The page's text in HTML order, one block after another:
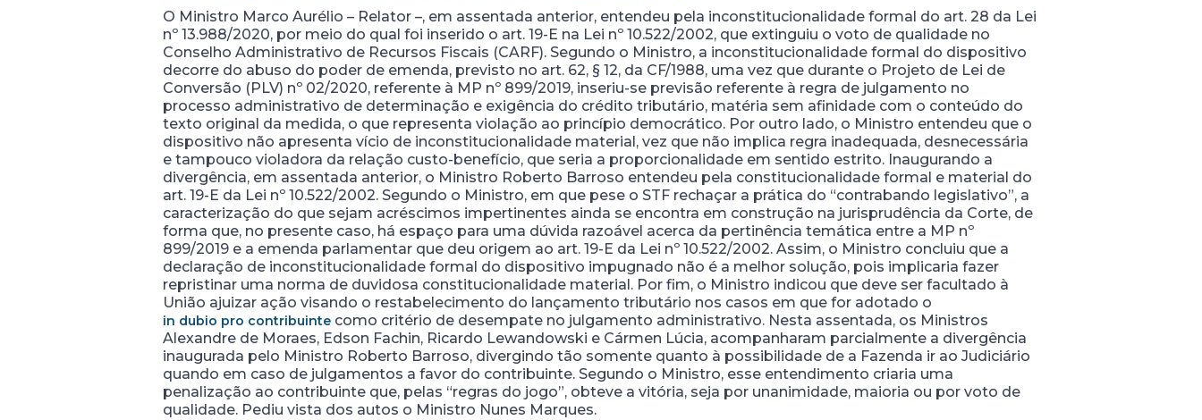
O Ministro Marco Aurélio – Relator –, em assentada anterior, entendeu pela inconstitucionalidade formal do art. 28 da Lei
nº 13.988/2020, por meio do qual foi inserido o art. 19-E na Lei nº 10.522/2002, que extinguiu o voto de qualidade no
Conselho Administrativo de Recursos Fiscais (CARF). Segundo o Ministro, a inconstitucionalidade formal do dispositivo
decorre do abuso do poder de emenda, previsto no art. 62, § 12, da CF/1988, uma vez que durante o Projeto de Lei de
Conversão (PLV) nº 02/2020, referente à MP nº 899/2019, inseriu-se previsão referente à regra de julgamento no
processo administrativo de determinação e exigência do crédito tributário, matéria sem afinidade com o conteúdo do
texto original da medida, o que representa violação ao princípio democrático. Por outro lado, o Ministro entendeu que o
dispositivo não apresenta vício de inconstitucionalidade material, vez que não implica regra inadequada, desnecessária
e tampouco violadora da relação custo-benefício, que seria a proporcionalidade em sentido estrito. Inaugurando a
divergência, em assentada anterior, o Ministro Roberto Barroso entendeu pela constitucionalidade formal e material do
art. 19-E da Lei nº 10.522/2002. Segundo o Ministro, em que pese o STF rechaçar a prática do “contrabando legislativo”, a
caracterização do que sejam acréscimos impertinentes ainda se encontra em construção na jurisprudência da Corte, de
forma que, no presente caso, há espaço para uma dúvida razoável acerca da pertinência temática entre a MP nº
899/2019 e a emenda parlamentar que deu origem ao art. 19-E da Lei nº 10.522/2002. Assim, o Ministro concluiu que a
declaração de inconstitucionalidade formal do dispositivo impugnado não é a melhor solução, pois implicaria fazer
repristinar uma norma de duvidosa constitucionalidade material. Por fim, o Ministro indicou que deve ser facultado à
União ajuizar ação visando o restabelecimento do lançamento tributário nos casos em que for adotado o
in dubio pro contribuinte como critério de desempate no julgamento administrativo. Nesta assentada, os Ministros
Alexandre de Moraes, Edson Fachin, Ricardo Lewandowski e Cármen Lúcia, acompanharam parcialmente a divergência
inaugurada pelo Ministro Roberto Barroso, divergindo tão somente quanto à possibilidade de a Fazenda ir ao Judiciário
quando em caso de julgamentos a favor do contribuinte. Segundo o Ministro, esse entendimento criaria uma
penalização ao contribuinte que, pelas “regras do jogo”, obteve a vitória, seja por unanimidade, maioria ou por voto de
qualidade. Pediu vista dos autos o Ministro Nunes Marques.